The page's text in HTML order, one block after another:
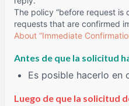
The policy “before request is
requests that are confirmed
About “Immediate
Antes de que la solicitud
Es posible hacerlo en
Luego de que la solicitud